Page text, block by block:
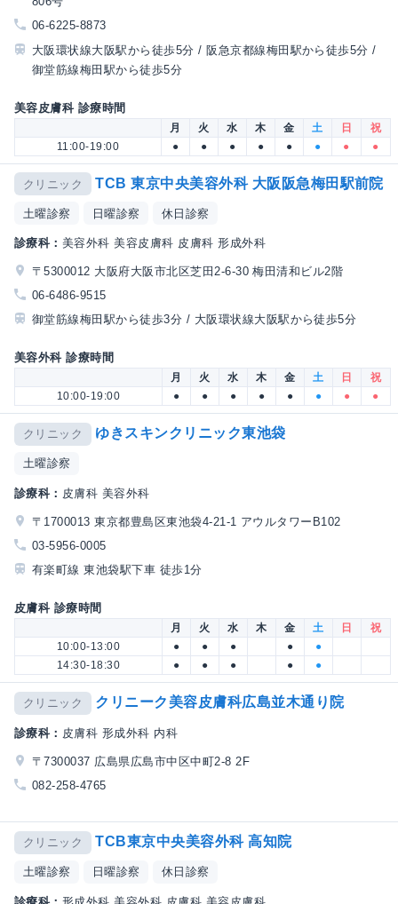
06-6225-8873
大阪環状線大阪駅から徒歩5分 / 阪急京都線梅田駅から徒歩5分 /
御堂筋線梅田駅から徒歩5分
美容皮膚科 診療時間
月 火 水 木 金 土 日
祝
11:00-19:00
● ● ● ● ● ● ● ●
クリニック TCB 東京中央美容外科 大阪阪急梅田駅前院
土曜診察 日曜診察 休日診察
診療科： 美容外科 美容皮膚科 皮膚科 形成外科
〒5300012 大阪府大阪市北区芝田2-6-30 梅田清和ビル2階
06-6486-9515
御堂筋線梅田駅から徒歩3分 / 大阪環状線大阪駅から徒歩5分
美容外科 診療時間
月 火 水 木 金 土 日
祝
10:00-19:00
● ● ● ● ● ● ● ●
クリニック ゆきスキンクリニック東池袋
土曜診察
診療科： 皮膚科 美容外科
〒1700013 東京都豊島区東池袋4-21-1 アウルタワーB102
03-5956-0005
有楽町線 東池袋駅下車 徒歩1分
皮膚科 診療時間
月 火 水 木 金 土 日
祝
10:00-13:00
● ● ● ●
●
14:30-18:30
● ● ● ● ●
クリニック クリニーク美容皮膚科広島並木通り院
診療科： 皮膚科 形成外科 内科
〒7300037 広島県広島市中区中町2-8 2F
082-258-4765
クリニック TCB東京中央美容外科 高知院
土曜診察 日曜診察 休日診察